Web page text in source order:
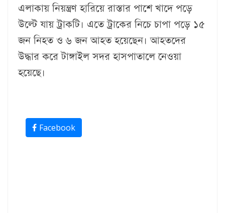
এলাকায় নিয়ন্ত্রণ হারিয়ে রাস্তার পাশে খাদে পড়ে
উল্টে যায় ট্রাকটি। এতে ট্রাকের নিচে চাপা পড়ে ১৫
জন নিহত ও ৬ জন আহত হয়েছেন। আহতদের
উদ্ধার করে টাঙ্গাইল সদর হাসপাতালে নেওয়া
হয়েছে।
Facebook